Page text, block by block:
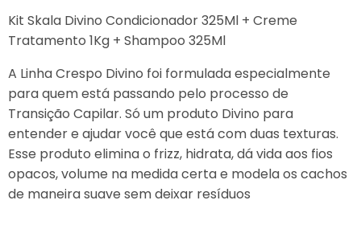
Condicionador
325ml
+
1Kg
in
1+
Shampoo
325ml
Kit Skala Divino Condicionador 325Ml + Creme
Tratamento 1Kg + Shampoo 325Ml
A Linha Crespo Divino foi formulada especialmente
para quem está passando pelo processo de
Transição Capilar. Só um produto Divino para
entender e ajudar você que está com duas texturas.
Esse produto elimina o frizz, hidrata, dá vida aos fios
opacos, volume na medida certa e modela os cachos
de maneira suave sem deixar resíduos